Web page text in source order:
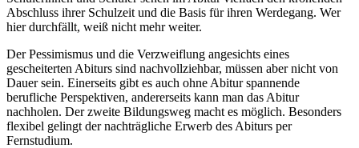
Abschluss ihrer Schulzeit und die Basis für ihren Werdegang. Wer
hier durchfällt, weiß nicht mehr weiter.
Der Pessimismus und die Verzweiflung angesichts eines
gescheiterten Abiturs sind nachvollziehbar, müssen aber nicht von
Dauer sein. Einerseits gibt es auch ohne Abitur spannende
berufliche Perspektiven, andererseits kann man das Abitur
nachholen. Der zweite Bildungsweg macht es möglich. Besonders
flexibel gelingt der nachträgliche Erwerb des Abiturs per
Fernstudium.